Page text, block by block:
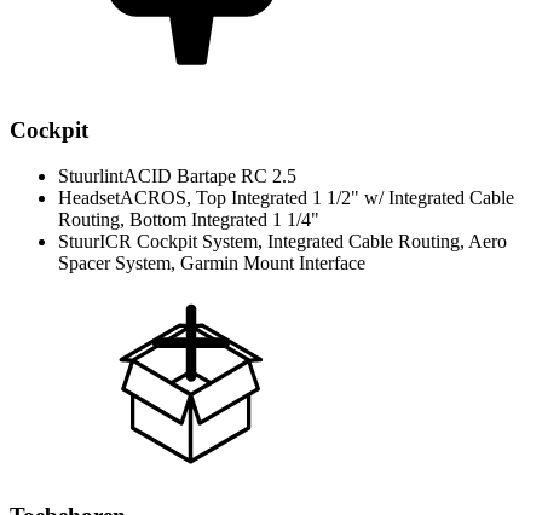
Cockpit
StuurlintACID Bartape RC 2.5
HeadsetACROS, Top Integrated 1 1/2" w/ Integrated Cable
Routing, Bottom Integrated 1 1/4"
StuurICR Cockpit System, Integrated Cable Routing, Aero
Spacer System, Garmin Mount Interface